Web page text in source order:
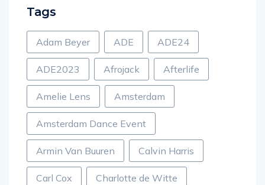
Tags
Adam Beyer ADE ADE24
ADE2023 Afrojack Afterlife
Amelie Lens Amsterdam
Amsterdam Dance Event
Armin Van Buuren Calvin Harris
Carl Cox Charlotte de Witte